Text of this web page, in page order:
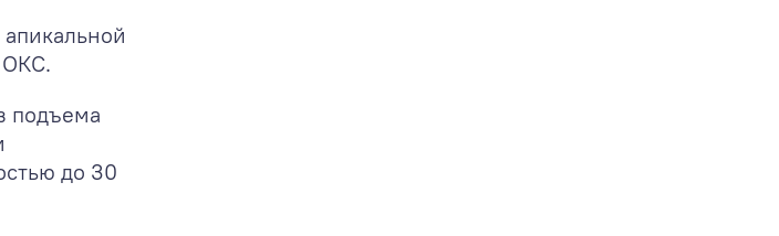
подъема
до 30